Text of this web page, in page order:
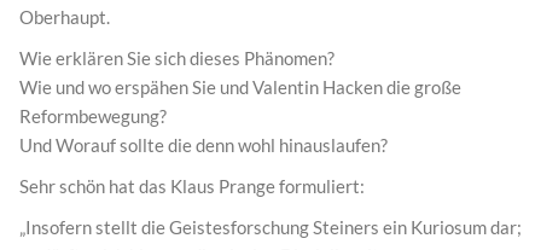
Oberhaupt.
Wie erklären Sie sich dieses Phänomen?
Wie und wo erspähen Sie und Valentin Hacken die große
Reformbewegung?
Und Worauf sollte die denn wohl hinauslaufen?
Sehr schön hat das Klaus Prange formuliert:
„Insofern stellt die Geistesforschung Steiners ein Kuriosum dar;